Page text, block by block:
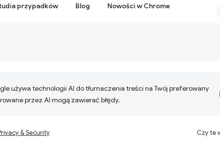
przypadków Blog Nowości w Chrome
używa technologii AI do tłumaczenia treści na Twój preferowany
przez AI mogą zawierać błędy.
& Security Czy te